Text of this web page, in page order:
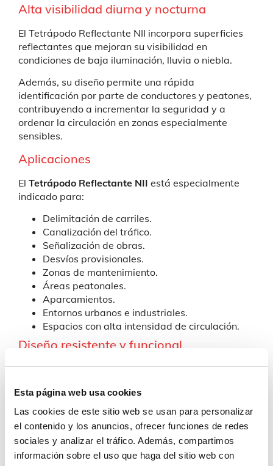
Esta página web usa cookies
Las cookies de este sitio web se usan para personalizar
el contenido y los anuncios, ofrecer funciones de redes
sociales y analizar el tráfico. Además, compartimos
información sobre el uso que haga del sitio web con
Alta visibilidad diurna y nocturna
El Tetrápodo Reflectante NII incorpora superficies
reflectantes que mejoran su visibilidad en
condiciones de baja iluminación, lluvia o niebla.
Además, su diseño permite una rápida
identificación por parte de conductores y peatones,
contribuyendo a incrementar la seguridad y a
ordenar la circulación en zonas especialmente
sensibles.
Aplicaciones
El Tetrápodo Reflectante NII está especialmente
indicado para:
Delimitación de carriles.
Canalización del tráfico.
Señalización de obras.
Desvíos provisionales.
Zonas de mantenimiento.
Áreas peatonales.
Aparcamientos.
Entornos urbanos e industriales.
Espacios con alta intensidad de circulación.
Diseño resistente y funcional
Gracias a su robustez y estabilidad, este elemento
comportamiento en exteriores y resulta adecuado
tanto para instalaciones temporales como
permanentes.
Asimismo, su diseño facilita la colocación y la
organización de espacios, mejorando la seguridad